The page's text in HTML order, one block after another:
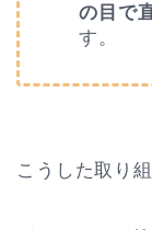
の目で
す。
こうした取り